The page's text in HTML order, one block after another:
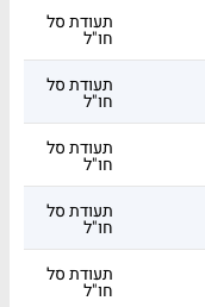
תעודת סל
חו"ל
תעודת סל
חו"ל
תעודת סל
חו"ל
תעודת סל
חו"ל
תעודת סל
חו"ל